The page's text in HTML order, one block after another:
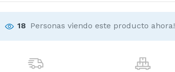
18 Personas viendo este producto ahora!